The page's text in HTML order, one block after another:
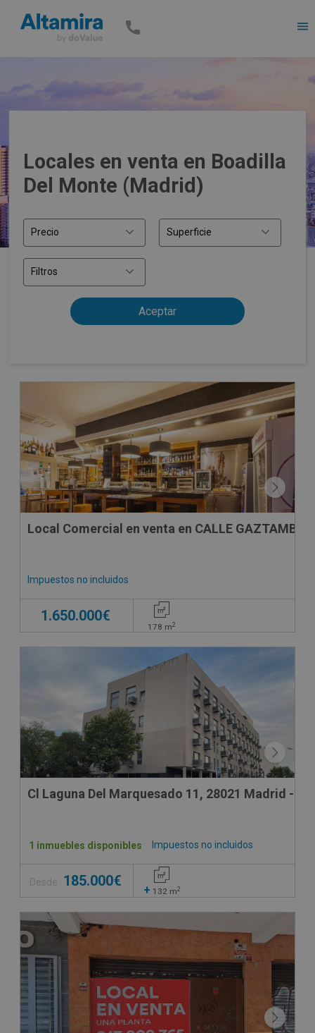
Locales en venta en Boadilla
Del Monte (Madrid)
Precio Superficie
Filtros
Local Comercial en venta en CALLE
Impuestos no incluidos
1.650.000€
178 m2
Cl Laguna Del Marquesado 11, 28021 Madrid -
Impuestos no incluidos
1 inmuebles disponibles
Desde 185.000€
+ 132 m2
SUJETO A IVA